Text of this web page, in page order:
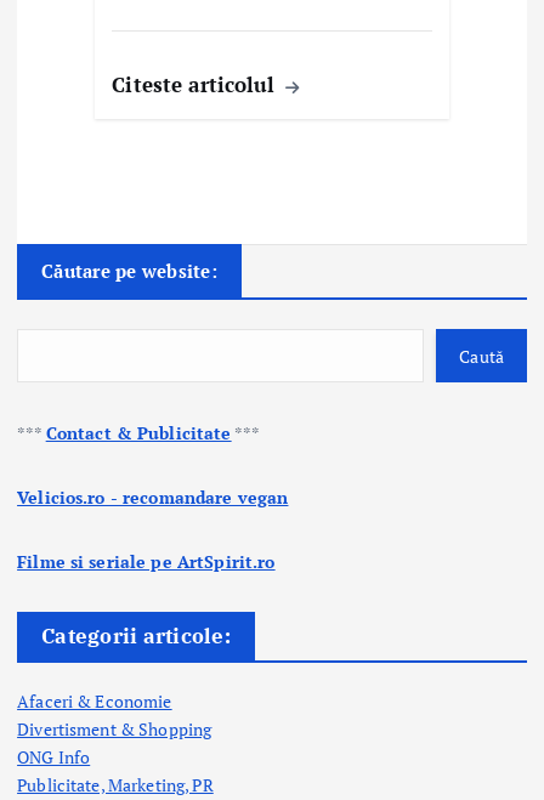
Citeste articolul
Căutare pe website:
Caută
*** Contact & Publicitate ***
Velicios.ro - recomandare vegan
Filme si seriale pe ArtSpirit.ro
Categorii articole:
Afaceri & Economie
Divertisment & Shopping
ONG Info
Publicitate, Marketing, PR